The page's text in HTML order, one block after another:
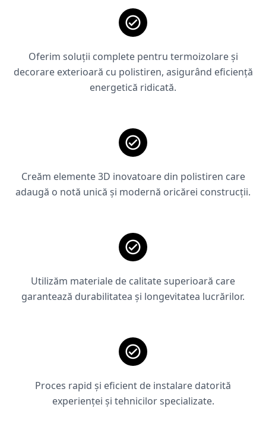
Oferim soluții complete pentru termoizolare și
decorare exterioară cu polistiren, asigurând eficiență
energetică ridicată.
Creăm elemente 3D inovatoare din polistiren care
adaugă o notă unică și modernă oricărei construcții.
Utilizăm materiale de calitate superioară care
garantează durabilitatea și longevitatea lucrărilor.
Proces rapid și eficient de instalare datorită
experienței și tehnicilor specializate.